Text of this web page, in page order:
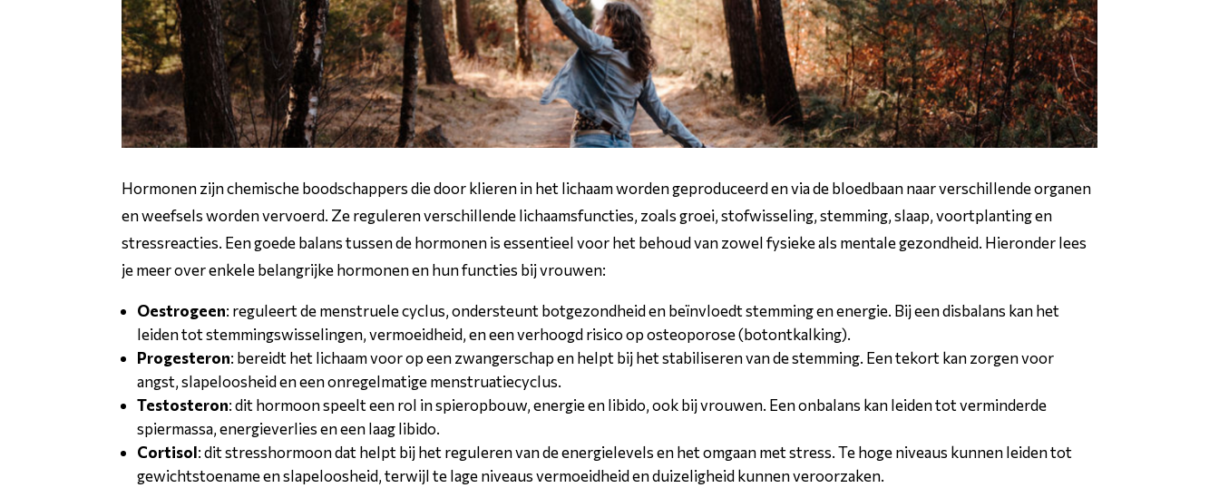
Hormonen zijn chemische boodschappers die door klieren in het lichaam worden geproduceerd en via de bloedbaan naar verschillende organen
en weefsels worden vervoerd. Ze reguleren verschillende lichaamsfuncties, zoals groei, stofwisseling, stemming, slaap, voortplanting en
stressreacties. Een goede balans tussen de hormonen is essentieel voor het behoud van zowel fysieke als mentale gezondheid. Hieronder lees
je meer over enkele belangrijke hormonen en hun functies bij vrouwen:
Oestrogeen: reguleert de menstruele cyclus, ondersteunt botgezondheid en beïnvloedt stemming en energie. Bij een disbalans kan het
leiden tot stemmingswisselingen, vermoeidheid, en een verhoogd risico op osteoporose (botontkalking).
Progesteron: bereidt het lichaam voor op een zwangerschap en helpt bij het stabiliseren van de stemming. Een tekort kan zorgen voor
angst, slapeloosheid en een onregelmatige menstruatiecyclus.
Testosteron: dit hormoon speelt een rol in spieropbouw, energie en libido, ook bij vrouwen. Een onbalans kan leiden tot verminderde
spiermassa, energieverlies en een laag libido.
Cortisol: dit stresshormoon dat helpt bij het reguleren van de energielevels en het omgaan met stress. Te hoge niveaus kunnen leiden tot
gewichtstoename en slapeloosheid, terwijl te lage niveaus vermoeidheid en duizeligheid kunnen veroorzaken.